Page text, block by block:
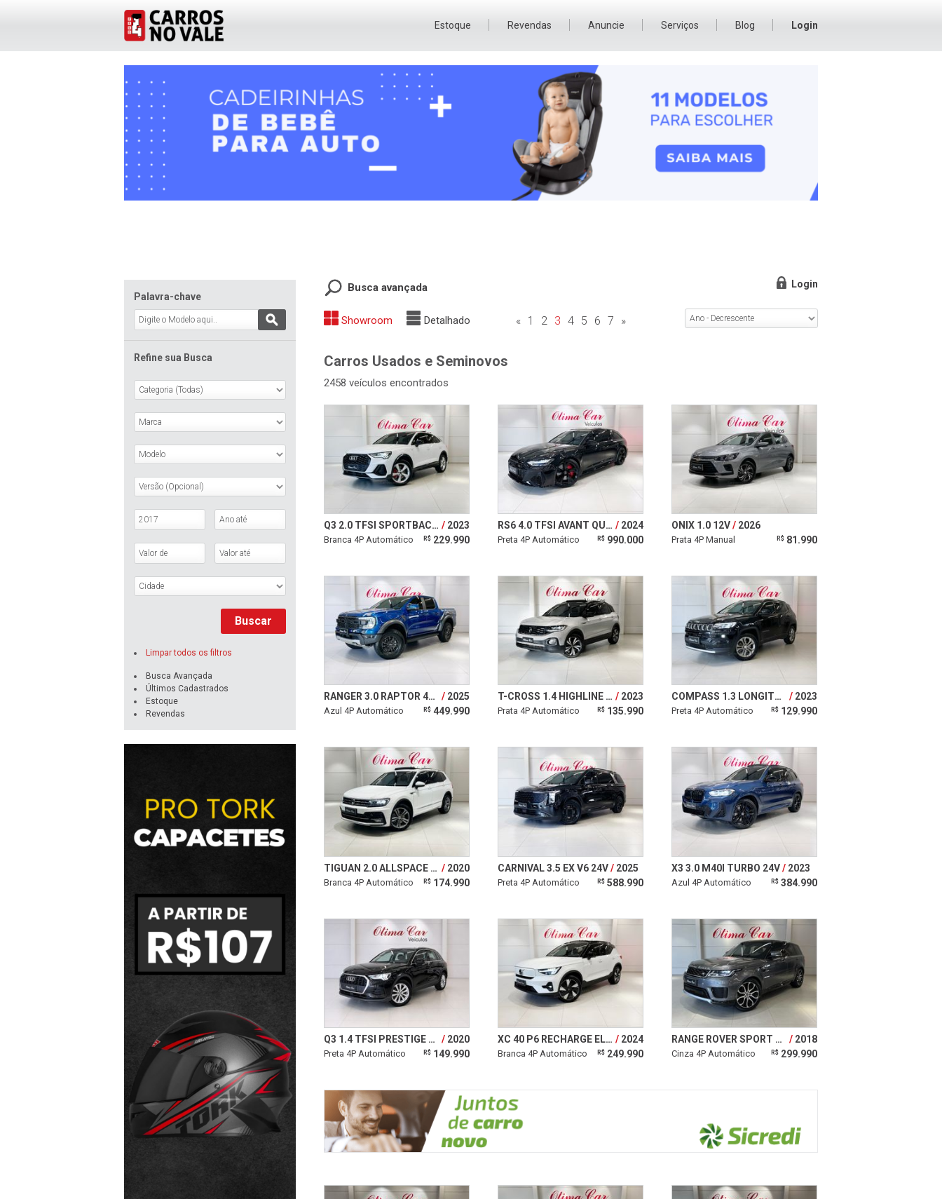
Estoque Revendas Anuncie Serviços Blog Login
Palavra-chave
Refine sua Busca
Limpar todos os filtros
Busca Avançada
Últimos Cadastrados
Estoque
Revendas
Login
Busca avançada
Showroom Detalhado « 1 2 3 4 5 6 7 »
Carros Usados e Seminovos
2458 veículos encontrados
Q3 2.0 TFSI SPORTBACK PERFORMANCE BLACK QUATTRO 2023
Branca 4P Automático R$ 229.990
RS6 4.0 TFSI AVANT QUATTRO 2024
Preta 4P Automático R$ 990.000
ONIX 1.0 12V 2026
Prata 4P Manual R$ 81.990
RANGER 3.0 RAPTOR 4X4 V6 TURBO 2025
Azul 4P Automático R$ 449.990
T-CROSS 1.4 HIGHLINE TSI 16V 2023
Prata 4P Automático R$ 135.990
COMPASS 1.3 LONGITUDE T270 16V TURBO 4X2 2023
Preta 4P Automático R$ 129.990
TIGUAN 2.0 ALLSPACE R-LINE 350 TSI 4X4 2020
Branca 4P Automático R$ 174.990
CARNIVAL 3.5 EX V6 24V 2025
Preta 4P Automático R$ 588.990
X3 3.0 M40I TURBO 24V 2023
Azul 4P Automático R$ 384.990
Q3 1.4 TFSI PRESTIGE PLUS S TRONIC 2020
Preta 4P Automático R$ 149.990
XC 40 P6 RECHARGE ELECTRIC PLUS 2024
Branca 4P Automático R$ 249.990
RANGE ROVER SPORT 3.0 HSE 4X4 V6 24V TURBO 2018
Cinza 4P Automático R$ 299.990